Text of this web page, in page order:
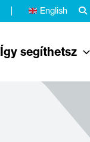
English
Így segíthetsz